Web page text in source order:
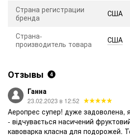
Страна регистрации
бренда
США
Страна-
производитель товара
США
Отзывы 4
Ганна
23.02.2023 в 12:52
Аеропрес супер! дуже задоволена,
- відчувається насичений
кавоварка класна для подорожей.